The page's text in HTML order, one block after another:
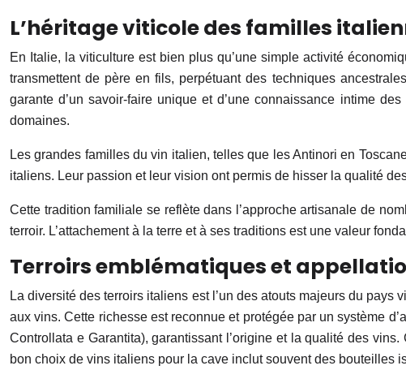
L’héritage viticole des familles
En Italie, la viticulture est bien plus qu’une simple activité
transmettent de père en fils, perpétuant des techniques
garante d’un savoir-faire unique et d’une connaissance intime
domaines.
Les grandes familles du vin italien, telles que les Antinori en
italiens. Leur passion et leur vision ont permis de hisser la qualité
Cette tradition familiale se reflète dans l’approche artisanale de
terroir. L’attachement à la terre et à ses traditions est une valeur
Terroirs emblématiques et
La diversité des terroirs italiens est l’un des atouts majeurs du
aux vins. Cette richesse est reconnue et protégée par un système
Controllata e Garantita), garantissant l’origine et la qualité des
bon choix de vins italiens pour la cave inclut souvent des bouteilles